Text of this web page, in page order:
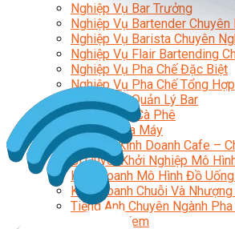
Nghiệp Vụ Bar Trưởng
Nghiệp Vụ Bartender Chuyên
Nghiệp Vụ Barista Chuyên
Nghiệp Vụ Flair Bartending
Nghiệp Vụ Pha Chế Đặc Biệt
Nghiệp Vụ Pha Chế Tổng Hợp
Nghiệp Vụ Quản Lý Bar
Chuyên Gia Cà Phê
Cà Phê Pha Máy
Khởi Sự Kinh Doanh Cafe –
Bí Quyết Khởi Nghiệp Mô
Kinh Doanh Mô Hình Đồ
Kinh Doanh Chuỗi Và Nhượng
Tiếng Anh Chuyên Ngành Pha
Học Làm Kem